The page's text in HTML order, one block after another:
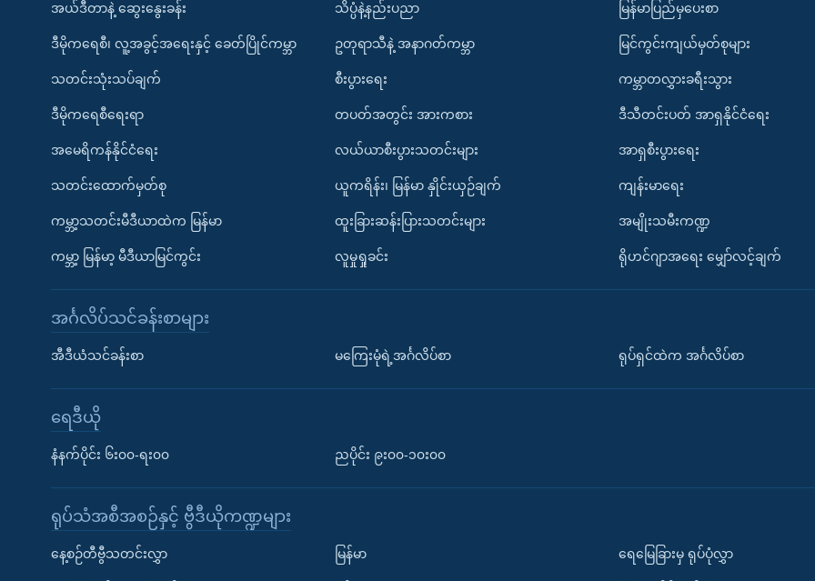
အယ်ဒီတာနဲ့ ဆွေးနွေးခန်း
ဒီမိုကရေစီ၊ လူ့အခွင့်အရေးနှင့် ခေတ်ပြိုင်ကမ္ဘာ
သတင်းသုံးသပ်ချက်
ဒီမိုကရေစီရေးရာ
အမေရိကန်နိုင်ငံရေး
သတင်းထောက်မှတ်စု
ကမ္ဘာ့သတင်းမီဒီယာထဲက မြန်မာ
ကမ္ဘာ့ မြန်မာ့ မီဒီယာမြင်ကွင်း
သိပ္ပံနဲ့နည်းပညာ
ဥတုရာသီနဲ့ အနာဂတ်ကမ္ဘာ
စီးပွားရေး
တပတ်အတွင်း အားကစား
လယ်ယာစီးပွားသတင်းများ
ယူကရိန်း၊ မြန်မာ နှိုင်းယှဉ်ချက်
ထူးခြားဆန်းပြားသတင်းများ
လူမှုရှုခင်း
မြန်မာပြည်မှပေးစာ
မြင်ကွင်းကျယ်မှတ်စုများ
ကမ္ဘာတလွှားခရီးသွား
ဒီသီတင်းပတ် အာရှနိုင်ငံရေး
အာရှစီးပွားရေး
ကျန်းမာရေး
အမျိုးသမီးကဏ္ဍ
ရိုဟင်ဂျာအရေး မျှော်လင့်ချက်
အင်္ဂလိပ်သင်ခန်းစာများ
အီဒီယံသင်ခန်းစာ မကြေးမုံရဲ့အင်္ဂလိပ်စာ ရုပ်ရှင်ထဲက အင်္ဂလိပ်စာ
ရေဒီယို
နံနက်ပိုင်း ၆း၀၀-ရး၀၀ ညပိုင်း ၉း၀၀-၁၀း၀၀
ရုပ်သံအစီအစဉ်နှင့် ဗွီဒီယိုကဏ္ဍများ
နေ့စဉ်တီဗွီသတင်းလွှာ မြန်မာ ရေမြေခြားမှ ရုပ်ပုံလွှာ